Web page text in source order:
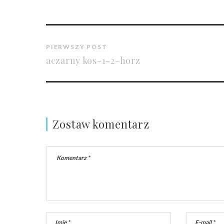
PIERWSZY POST
aczarny kos-1-2-horz
Zostaw komentarz